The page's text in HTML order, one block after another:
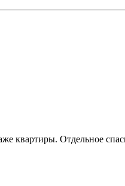
квартиры. Отдельное